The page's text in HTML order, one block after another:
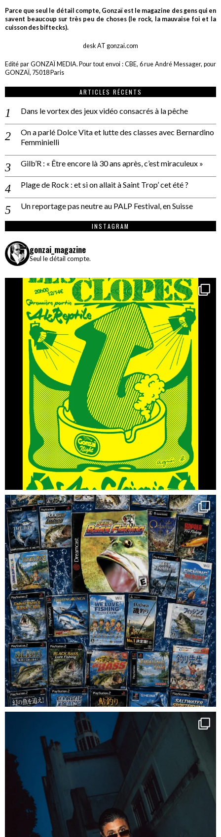
Parce que seul le détail compte, Gonzaï est le magazine des gens qui en
savent beaucoup sur très peu de choses (le rock, la mauvaise foi et la
cuisson des biftecks).
desk AT gonzai.com
Edité par GONZAÏ MEDIA. Pour tout envoi : CBE, 6 rue André Messager, pour
GONZAÏ, 75018 Paris
ARTICLES RÉCENTS
Dans le vortex des jeux vidéo consacrés à la pêche
On a parlé Dolce Vita et lutte des classes avec Bernardino
Femminielli
Gilb’R : « Être encore là 30 ans après, c’est miraculeux »
Plage de Rock : et si on allait à Saint Trop’ cet été ?
Un reportage pas neutre au PALP Festival, en Suisse
INSTAGRAM
gonzai_magazine
Seul le détail compte.